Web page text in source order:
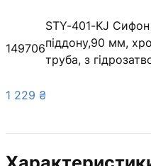
149706
STY-401-KJ
піддону,90 мм,
труба, з
1 229 ₴